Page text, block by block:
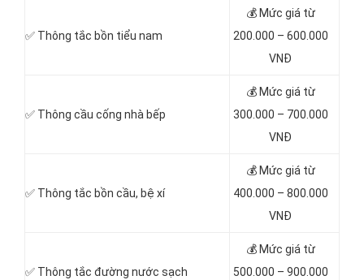
✅ Thông tắc bồn tiểu nam
💰 Mức giá từ
200.000 – 600.000
VNĐ
✅ Thông cầu cống nhà bếp
💰 Mức giá từ
300.000 – 700.000
VNĐ
✅ Thông tắc bồn cầu, bệ xí
💰 Mức giá từ
400.000 – 800.000
VNĐ
✅ Thông tắc đường nước sạch
💰 Mức giá từ
500.000 – 900.000